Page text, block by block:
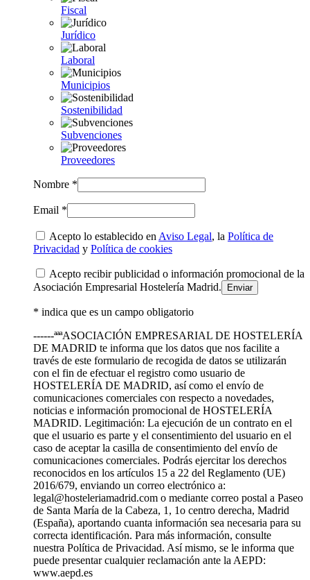
Fiscal
Jurídico
Laboral
Municipios
Sostenibilidad
Subvenciones
Proveedores
Nombre *
Email *
Acepto lo establecido en Aviso Legal, la Política de
Privacidad y Política de cookies
Acepto recibir publicidad o información promocional de la
Asociación Empresarial Hostelería Madrid.
* indica que es un campo obligatorio
------ªªªASOCIACIÓN EMPRESARIAL DE HOSTELERÍA
DE MADRID te informa que los datos que nos facilite a
través de este formulario de recogida de datos se utilizarán
con el fin de efectuar el registro como usuario de
HOSTELERÍA DE MADRID, así como el envío de
comunicaciones comerciales con respecto a novedades,
noticias e información promocional de HOSTELERÍA
MADRID. Legitimación: La ejecución de un contrato en el
que el usuario es parte y el consentimiento del usuario en el
caso de aceptar la casilla de consentimiento del envío de
comunicaciones comerciales. Podrás ejercitar los derechos
reconocidos en los artículos 15 a 22 del Reglamento (UE)
2016/679, enviando un correo electrónico a:
legal@hosteleriamadrid.com o mediante correo postal a Paseo
de Santa María de la Cabeza, 1, 1o centro derecha, Madrid
(España), aportando cuanta información sea necesaria para su
correcta identificación. Para más información, consulte
nuestra Política de Privacidad. Así mismo, se le informa que
puede presentar cualquier reclamación ante la AEPD:
www.aepd.es